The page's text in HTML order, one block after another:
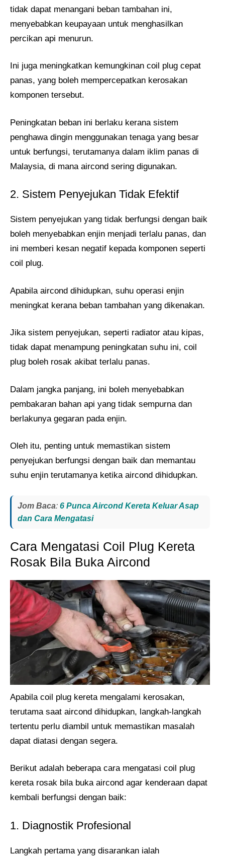
tidak dapat menangani beban tambahan ini,
menyebabkan keupayaan untuk menghasilkan
percikan api menurun.
Ini juga meningkatkan kemungkinan coil plug cepat
panas, yang boleh mempercepatkan kerosakan
komponen tersebut.
Peningkatan beban ini berlaku kerana sistem
penghawa dingin menggunakan tenaga yang besar
untuk berfungsi, terutamanya dalam iklim panas di
Malaysia, di mana aircond sering digunakan.
2. Sistem Penyejukan Tidak Efektif
Sistem penyejukan yang tidak berfungsi dengan baik
boleh menyebabkan enjin menjadi terlalu panas, dan
ini memberi kesan negatif kepada komponen seperti
coil plug.
Apabila aircond dihidupkan, suhu operasi enjin
meningkat kerana beban tambahan yang dikenakan.
Jika sistem penyejukan, seperti radiator atau kipas,
tidak dapat menampung peningkatan suhu ini, coil
plug boleh rosak akibat terlalu panas.
Dalam jangka panjang, ini boleh menyebabkan
pembakaran bahan api yang tidak sempurna dan
berlakunya gegaran pada enjin.
Oleh itu, penting untuk memastikan sistem
penyejukan berfungsi dengan baik dan memantau
suhu enjin terutamanya ketika aircond dihidupkan.
Jom Baca: 6 Punca Aircond Kereta Keluar Asap
dan Cara Mengatasi
Cara Mengatasi Coil Plug Kereta
Rosak Bila Buka Aircond
Apabila coil plug kereta mengalami kerosakan,
terutama saat aircond dihidupkan, langkah-langkah
tertentu perlu diambil untuk memastikan masalah
dapat diatasi dengan segera.
Berikut adalah beberapa cara mengatasi coil plug
kereta rosak bila buka aircond agar kenderaan dapat
kembali berfungsi dengan baik:
1. Diagnostik Profesional
Langkah pertama yang disarankan ialah